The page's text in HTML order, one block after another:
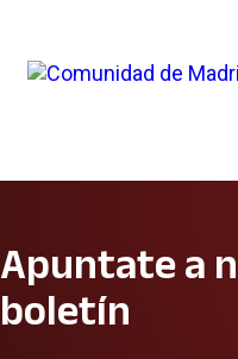
Apuntate a
boletín